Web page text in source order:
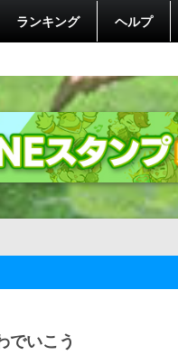
ランキング ヘルプ
でいこう